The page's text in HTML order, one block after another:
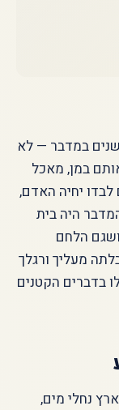
במדבר — לא
במן, מאכל
לבדו יחיה האדם,
היה בית
הלחם
מעליך ורגלך
בדברים הקטנים
נחלי מים,